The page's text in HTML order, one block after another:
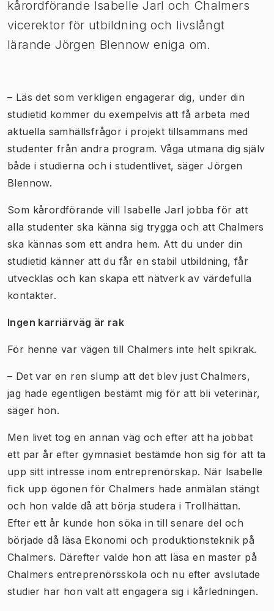
kårordförande Isabelle Jarl och Chalmers
vicerektor för utbildning och livslångt
lärande Jörgen Blennow eniga om.
– Läs det som verkligen engagerar dig, under din
studietid kommer du exempelvis att få arbeta med
aktuella samhällsfrågor i projekt tillsammans med
studenter från andra program. Våga utmana dig själv
både i studierna och i studentlivet, säger Jörgen
Blennow.
Som kårordförande vill Isabelle Jarl jobba för att
alla studenter ska känna sig trygga och att Chalmers
ska kännas som ett andra hem. Att du under din
studietid känner att du får en stabil utbildning, får
utvecklas och kan skapa ett nätverk av värdefulla
kontakter.
Ingen karriärväg är rak
För henne var vägen till Chalmers inte helt spikrak.
– Det var en ren slump att det blev just Chalmers,
jag hade egentligen bestämt mig för att bli veterinär,
säger hon.
Men livet tog en annan väg och efter att ha jobbat
ett par år efter gymnasiet bestämde hon sig för att ta
upp sitt intresse inom entreprenörskap. När Isabelle
fick upp ögonen för Chalmers hade anmälan stängt
och hon valde då att börja studera i Trollhättan.
Efter ett år kunde hon söka in till senare del och
började då läsa Ekonomi och produktionsteknik på
Chalmers. Därefter valde hon att läsa en master på
Chalmers entreprenörsskola och nu efter avslutade
studier har hon valt att engagera sig i kårledningen.